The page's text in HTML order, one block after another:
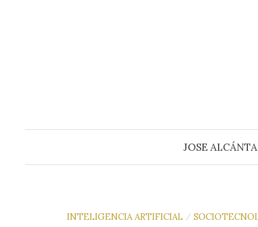
JOSE
INTELIGENCIA ARTIFICIAL /